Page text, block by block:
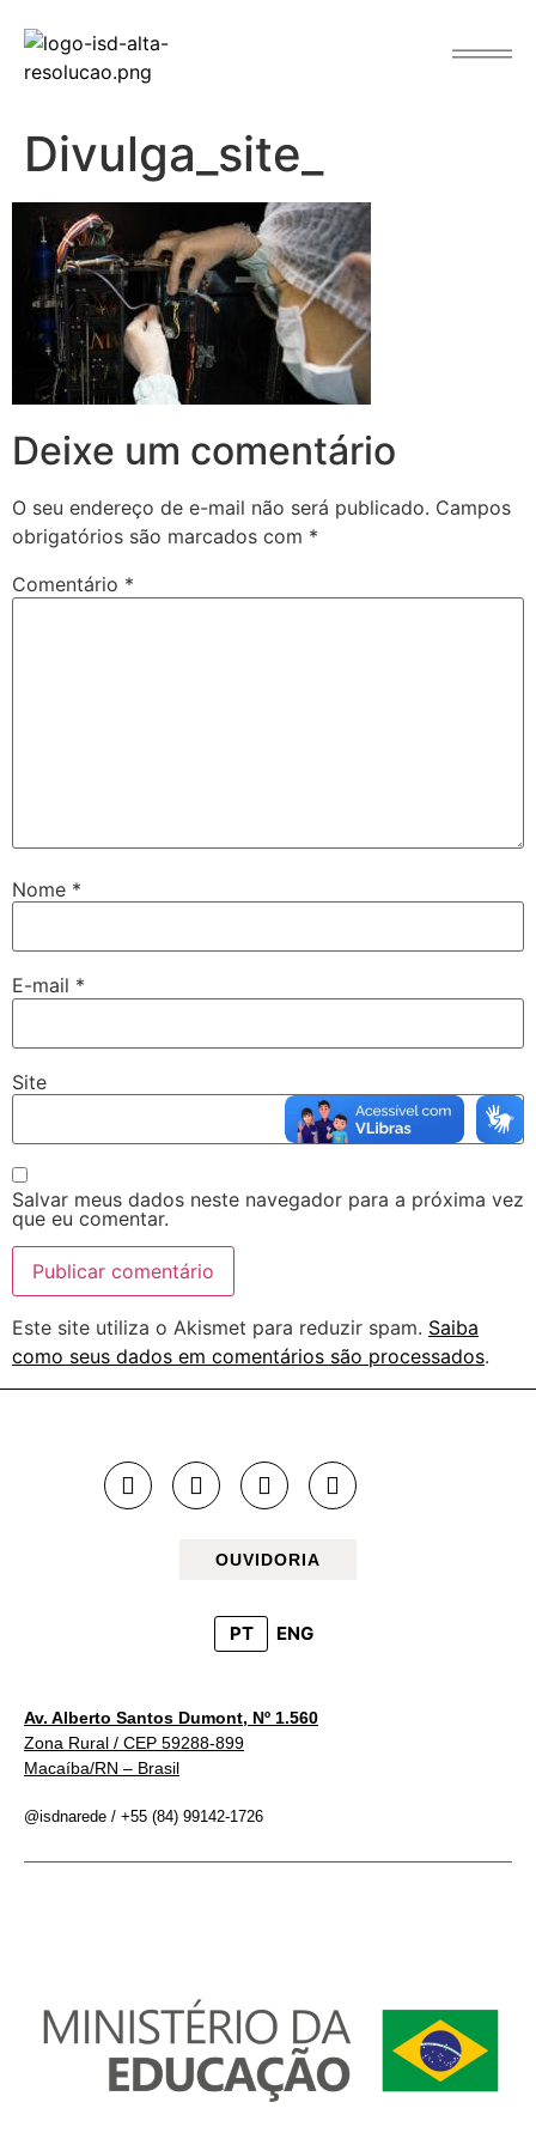
conteúdo
Divulga_site_
Deixe um comentário
O seu endereço de e-mail não será publicado. Campos
obrigatórios são marcados com *
Comentário *
Nome *
E-mail *
Site
Salvar meus dados neste navegador para a próxima vez
que eu comentar.
Este site utiliza o Akismet para reduzir spam. Saiba
como seus dados em comentários são processados.
OUVIDORIA
PT ENG
Av. Alberto Santos Dumont, Nº 1.560
Zona Rural / CEP 59288-899
Macaíba/RN – Brasil
@isdnarede / +55 (84) 99142-1726